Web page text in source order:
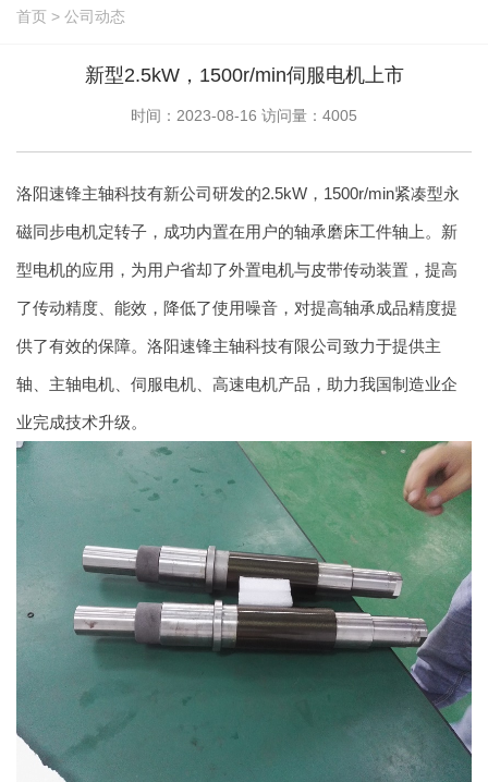
首页 > 公司动态
新型2.5kW，1500r/min伺服电机上市
时间：2023-08-16 访问量：4005
洛阳速锋主轴科技有新公司研发的2.5kW，1500r/min紧凑型永
磁同步电机定转子，成功内置在用户的轴承磨床工件轴上。新
型电机的应用，为用户省却了外置电机与皮带传动装置，提高
了传动精度、能效，降低了使用噪音，对提高轴承成品精度提
供了有效的保障。洛阳速锋主轴科技有限公司致力于提供主
轴、主轴电机、伺服电机、高速电机产品，助力我国制造业企
业完成技术升级。